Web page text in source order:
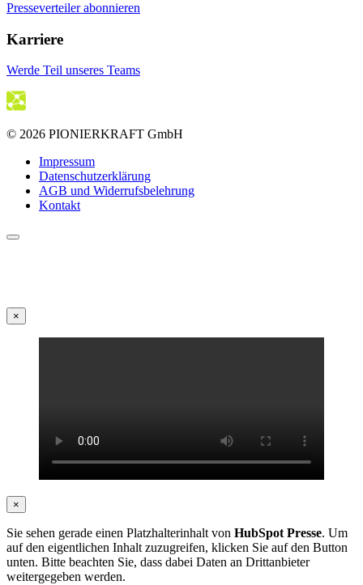
Presseverteiler abonnieren
Karriere
Werde Teil unseres Teams
© 2026 PIONIERKRAFT GmbH
Impressum
Datenschutzerklärung
AGB und Widerrufsbelehrung
Kontakt
×
×
Sie sehen gerade einen Platzhalterinhalt von HubSpot Presse. Um
auf den eigentlichen Inhalt zuzugreifen, klicken Sie auf den Button
unten. Bitte beachten Sie, dass dabei Daten an Drittanbieter
weitergegeben werden.